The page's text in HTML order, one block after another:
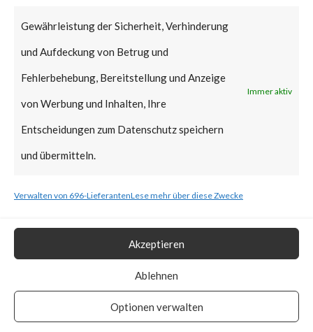
Gewährleistung der Sicherheit, Verhinderung
und Aufdeckung von Betrug und
Fehlerbehebung, Bereitstellung und Anzeige
von Werbung und Inhalten, Ihre
Entscheidungen zum Datenschutz speichern
und übermitteln.
Immer aktiv
Verwalten von 696-LieferantenLese mehr über diese Zwecke
Akzeptieren
Ablehnen
Optionen verwalten
What is the Vendor Solution?
The vendor has released
includes a fix for CVE-2023-
38831.
What FortiGuard Coverage is